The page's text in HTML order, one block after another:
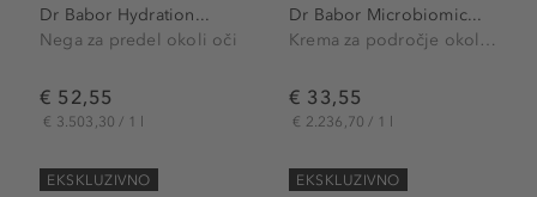
Dr Babor Hydration...
Nega za predel okoli oči
€ 52,55
€ 3.503,30 / 1 l
EKSKLUZIVNO
Dr Babor Microbiomic...
Krema za področje okoli oči
€ 33,55
€ 2.236,70 / 1 l
EKSKLUZIVNO